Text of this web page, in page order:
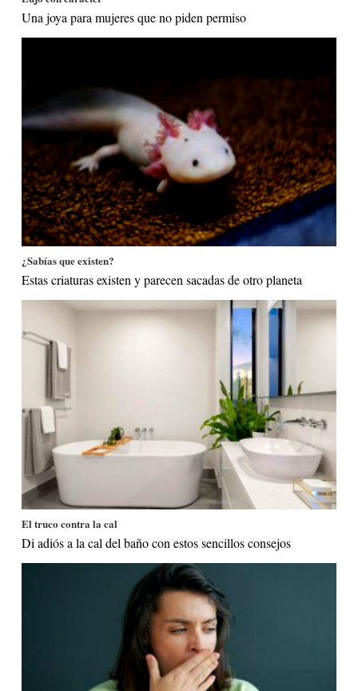
Una joya para mujeres que no piden permiso
¿Sabías que existen?
Estas criaturas existen y parecen sacadas de otro planeta
El truco contra la cal
Di adiós a la cal del baño con estos sencillos consejos